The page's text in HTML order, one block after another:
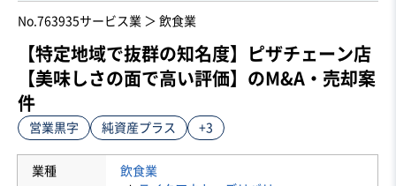
No.763935サービス業 ＞ 飲食業
【特定地域で抜群の知名度】ピザチェーン店
【美味しさの面で高い評価】のM&A・売却案
件
営業黒字 純資産プラス +3
業種
飲食業